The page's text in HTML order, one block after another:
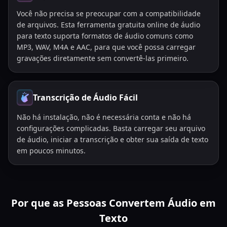
Você não precisa se preocupar com a compatibilidade
de arquivos. Esta ferramenta gratuita online de áudio
para texto suporta formatos de áudio comuns como
MP3, WAV, M4A e AAC, para que você possa carregar
gravações diretamente sem convertê-las primeiro.
Transcrição de Áudio Fácil
Não há instalação, não é necessária conta e não há
configurações complicadas. Basta carregar seu arquivo
de áudio, iniciar a transcrição e obter sua saída de texto
em poucos minutos.
Por que as Pessoas Convertem Áudio em
Texto